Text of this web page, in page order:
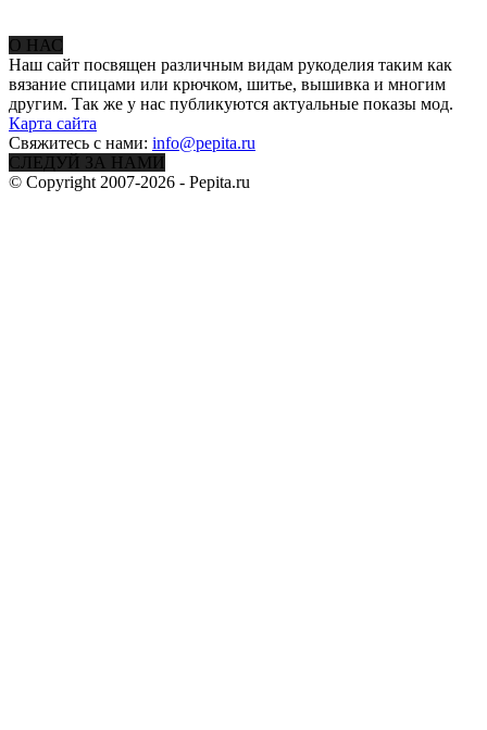
О НАС
Наш сайт посвящен различным видам рукоделия таким как
вязание спицами или крючком, шитье, вышивка и многим
другим. Так же у нас публикуются актуальные показы мод.
Карта сайта
Свяжитесь с нами: info@pepita.ru
СЛЕДУЙ ЗА НАМИ
© Copyright 2007-2026 - Pepita.ru